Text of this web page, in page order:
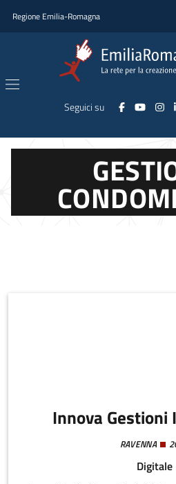
Regione Emilia-Romagna
Seguici su
Innova
RAVENNA
Digitale